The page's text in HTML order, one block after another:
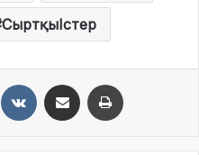
СыртқыІстер